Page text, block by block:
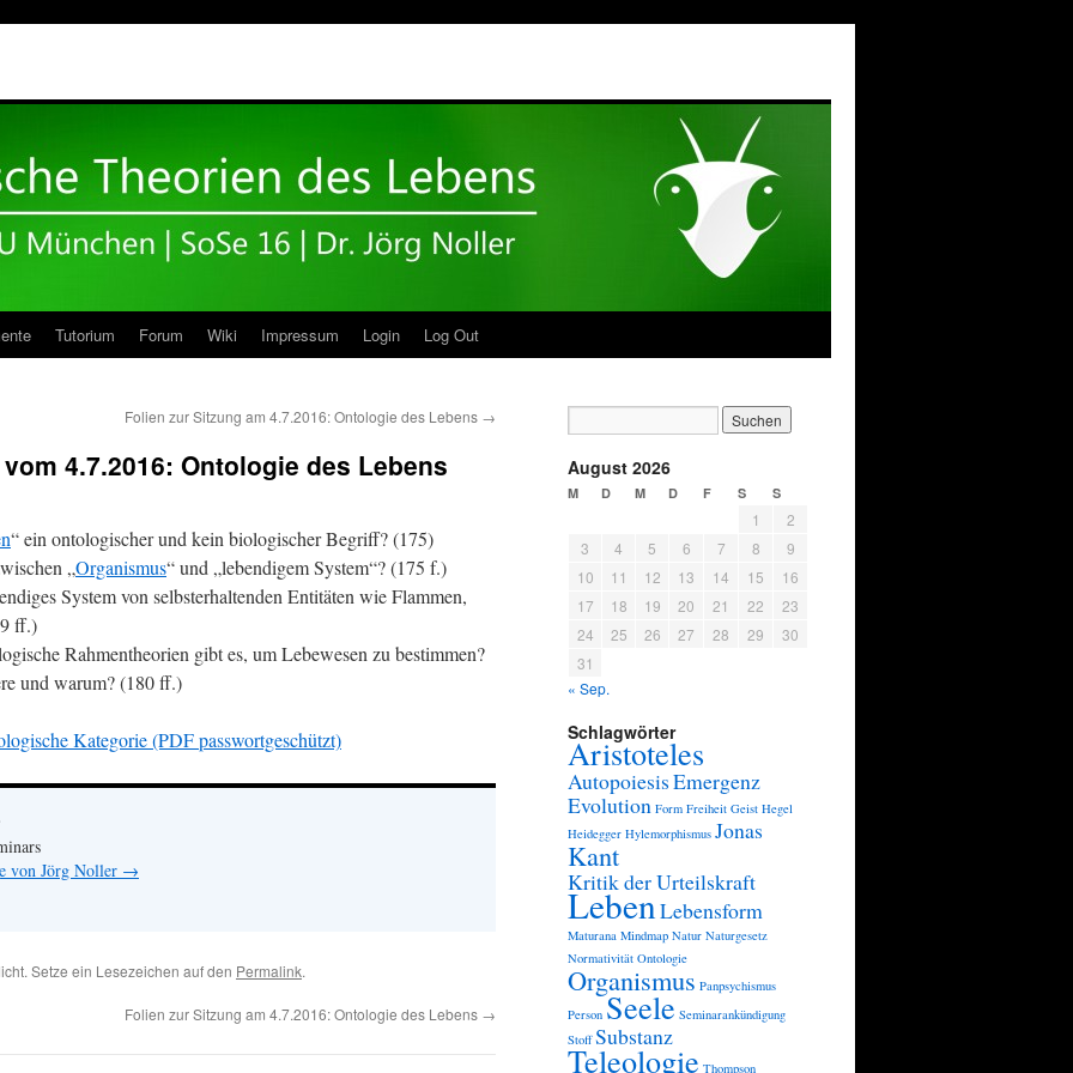
Tutorium Forum Wiki Impressum Login Log Out
Folien zur Sitzung am 4.7.2016: Ontologie des Lebens →
4.7.2016: Ontologie des Lebens
“ ein ontologischer und kein biologischer Begriff? (175)
„Organismus“ und „lebendigem System“? (175 f.)
System von selbsterhaltenden Entitäten wie Flammen,
ff.)
Rahmentheorien gibt es, um Lebewesen zu bestimmen?
und warum? (180 ff.)
Kategorie (PDF passwortgeschützt)
von Jörg Noller →
Setze ein Lesezeichen auf den Permalink.
Folien zur Sitzung am 4.7.2016: Ontologie des Lebens →
August 2026
M D M D F S S
1
2
3
4 5 6 7 8
9
10
11 12 13 14 15
16
17
18 19 20 21 22
23
24
25 26 27 28 29
30
31
« Sep.
Schlagwörter
Aristoteles
AutopoiesisEmergenz
Evolution Form Freiheit Geist Hegel
Heidegger Hylemorphismus Jonas
Kant
Kritik der Urteilskraft
LebenLebensform
Maturana Mindmap Natur Naturgesetz
Normativität Ontologie
Organismus Panpsychismus
Person Seele Seminarankündigung
Stoff Substanz
Teleologie Thompson